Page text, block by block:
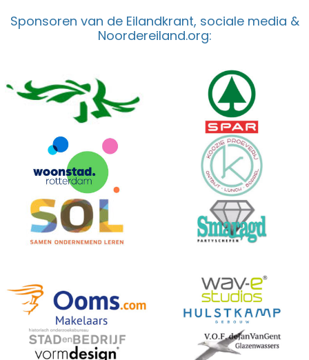
Sponsoren van de Eilandkrant, sociale media &
Noordereiland.org: